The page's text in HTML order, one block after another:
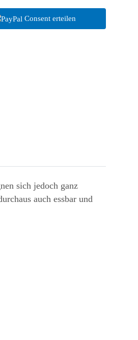
Consent erteilen
sich jedoch ganz
auch essbar und